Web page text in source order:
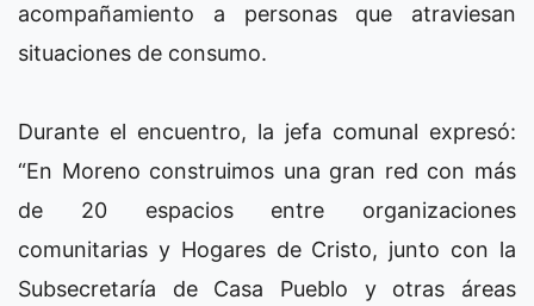
acompañamiento a personas que atraviesan
situaciones de consumo.
Durante el encuentro, la jefa comunal expresó:
“En Moreno construimos una gran red con más
de 20 espacios entre organizaciones
comunitarias y Hogares de Cristo, junto con la
Subsecretaría de Casa Pueblo y otras áreas